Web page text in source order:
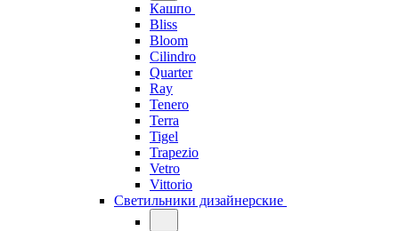
Кашпо
Bliss
Bloom
Cilindro
Quarter
Ray
Tenero
Terra
Tigel
Trapezio
Vetro
Vittorio
Светильники дизайнерские